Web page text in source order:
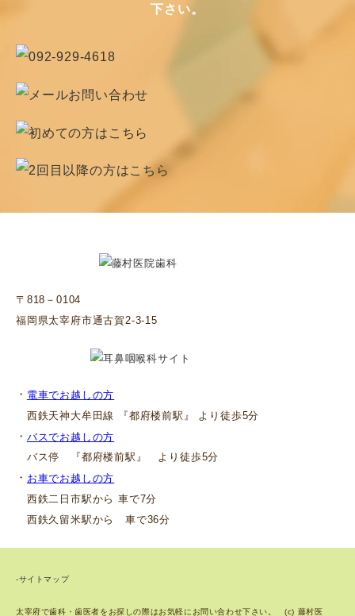
下さい。
〒818－0104
福岡県太宰府市通古賀2-3-15
・ 電車でお越しの方
西鉄天神大牟田線 『都府楼前駅』 より徒歩5分
・ バスでお越しの方
バス停 『都府楼前駅』 より徒歩5分
・ お車でお越しの方
西鉄二日市駅から 車で7分
西鉄久留米駅から 車で36分
-サイトマップ
太宰府で歯科・歯医者をお探しの際はお気軽にお問い合わせ下さい。 (c) 藤村医